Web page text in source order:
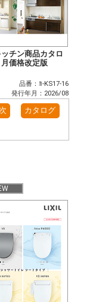
ッチン商品カタロ
価格改定版
品番：ﾖ-KS17-16
発行年月：2026/08
カタログ